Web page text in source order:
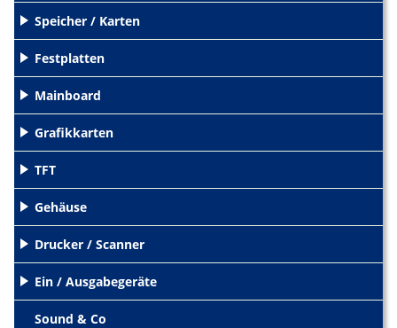
+Speicher / Karten
Festplatten
Mainboard
+Grafikkarten
TFT
+Gehäuse
Drucker / Scanner
Ein / Ausgabegeräte
Sound & Co